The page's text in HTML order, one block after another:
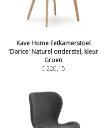
Kave Home Eetkamerstoel
'Darice' Naturel onderstel, kleur
Groen
€ 220,15